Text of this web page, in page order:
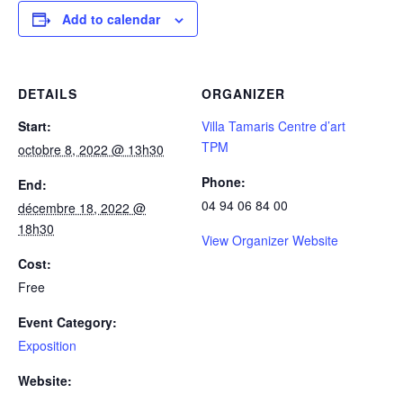
Add to calendar
DETAILS
Start:
octobre 8, 2022 @ 13h30
End:
décembre 18, 2022 @
18h30
Cost:
Free
Event Category:
Exposition
Website:
ORGANIZER
Villa Tamaris Centre d’art
TPM
Phone:
04 94 06 84 00
View Organizer Website